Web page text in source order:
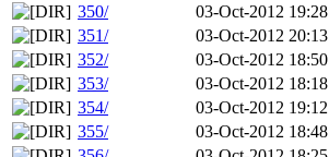
350/
03-Oct-2012 19:28
351/
03-Oct-2012 20:13
352/
03-Oct-2012 18:50
353/
03-Oct-2012 18:18
354/
03-Oct-2012 19:12
355/
03-Oct-2012 18:48